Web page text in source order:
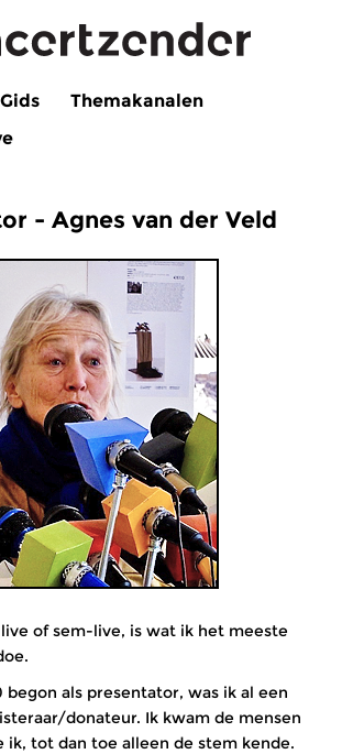
Gids
Themakanalen
- Agnes van der Veld
of sem-live, is wat ik het meeste
begon als presentator, was ik al een
donateur. Ik kwam de mensen
ik, tot dan toe alleen de stem kende.